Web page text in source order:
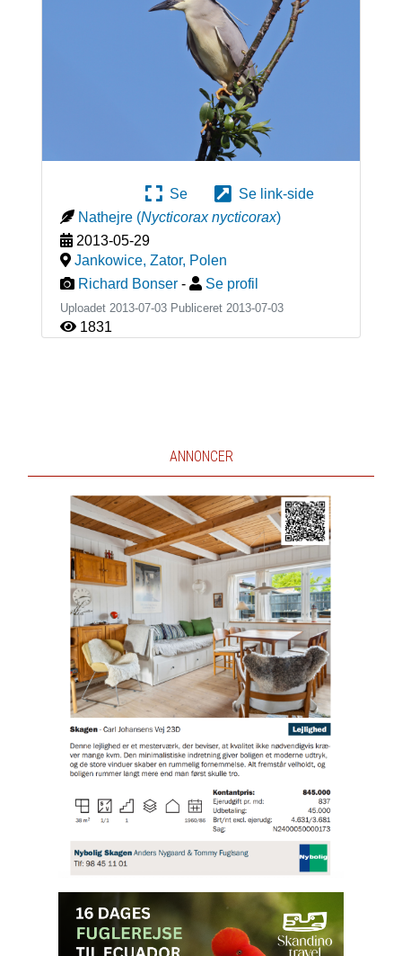
Se
Se link-side
Nathejre (Nycticorax nycticorax)
2013-05-29
Jankowice, Zator, Polen
Richard Bonser - Se profil
Uploadet 2013-07-03 Publiceret 2013-07-03
1831
ANNONCER